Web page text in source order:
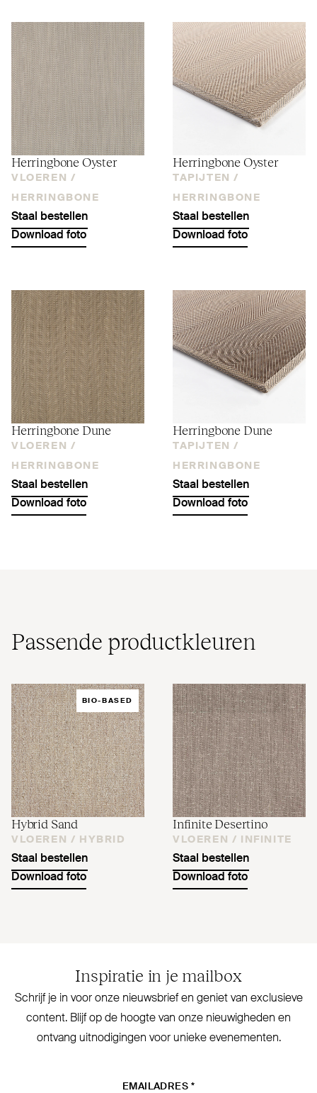
Her­ringbone Oyster
VLOEREN /
HERRINGBONE
Staal bestellen
Download foto
Her­ringbone Oyster
TAPIJTEN /
HERRINGBONE
Staal bestellen
Download foto
Her­ringbone Dune
VLOEREN /
HERRINGBONE
Staal bestellen
Download foto
Her­ringbone Dune
TAPIJTEN /
HERRINGBONE
Staal bestellen
Download foto
Passende pro­duct­kleuren
BIO-BASED
Hybrid Sand
VLOEREN / HYBRID
Staal bestellen
Download foto
Infinite Desertino
VLOEREN / INFINITE
Staal bestellen
Download foto
Inspiratie in je mailbox
Schrijf je in voor onze nieuwsbrief en geniet van exclusieve
content. Blijf op de hoogte van onze nieu­wigheden en
ontvang uit­no­digingen voor unieke evenementen.
EMAILADRES *